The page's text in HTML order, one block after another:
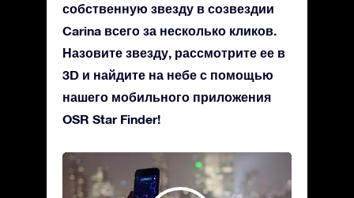
собственную звезду в созвездии
Carina всего за несколько кликов.
Назовите звезду, рассмотрите ее в
3D и найдите на небе с помощью
нашего мобильного приложения
OSR Star Finder!